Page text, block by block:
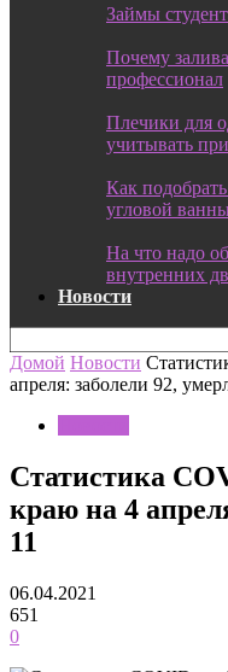
Займы
Почему
профессионал
Плечики для
учитывать
Как
угловой
На что надо
внутренних
Новости
Домой Новости
апреля: заболели 92,
Статистика
краю на 4
11
06.04.2021
651
0